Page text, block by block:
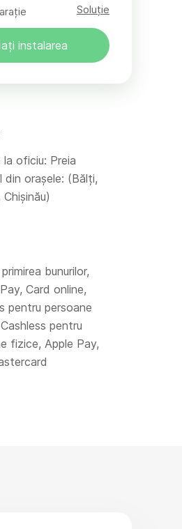
Soluție
instalarea
la oficiu: Preia
din orașele: (Bălți,
bunurilor,
Card online,
pentru persoane
pentru
fizice, Apple Pay,